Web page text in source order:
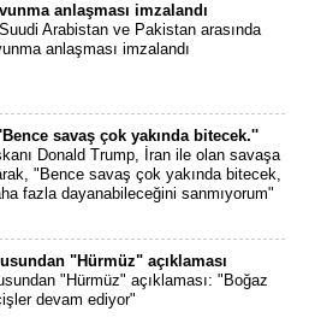
anlaşması imzalandı
Arabistan ve Pakistan arasında
anlaşması imzalandı
savaş çok yakında bitecek.''
Donald Trump, İran ile olan savaşa
"Bence savaş çok yakında bitecek,
fazla dayanabileceğini sanmıyorum"
"Hürmüz" açıklaması
"Hürmüz" açıklaması: "Boğaz
devam ediyor"